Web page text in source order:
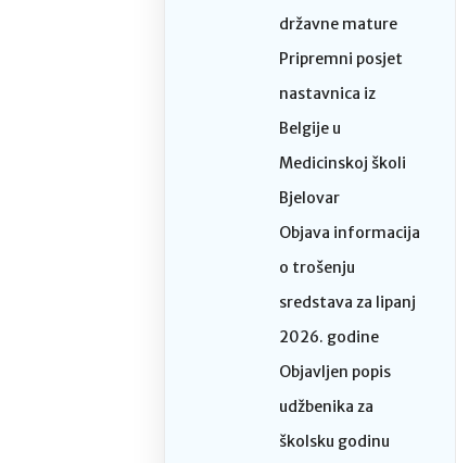
državne mature
Pripremni posjet
nastavnica iz
Belgije u
Medicinskoj školi
Bjelovar
Objava informacija
o trošenju
sredstava za lipanj
2026. godine
Objavljen popis
udžbenika za
školsku godinu